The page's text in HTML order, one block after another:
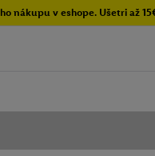
nákupu v eshope. Ušetri až